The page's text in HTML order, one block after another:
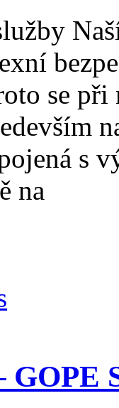
se při
s
na
GOPE